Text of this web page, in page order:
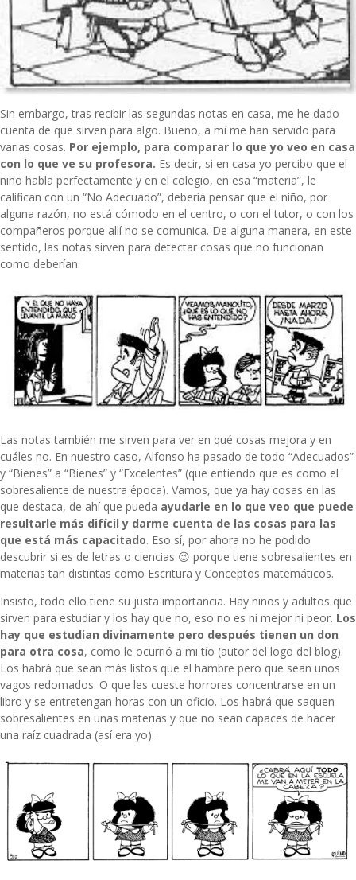
Sin embargo, tras recibir las segundas notas en casa, me he dado
cuenta de que sirven para algo. Bueno, a mí me han servido para
varias cosas. Por ejemplo, para comparar lo que yo veo en casa
con lo que ve su profesora. Es decir, si en casa yo percibo que el
niño habla perfectamente y en el colegio, en esa “materia”, le
califican con un “No Adecuado”, debería pensar que el niño, por
alguna razón, no está cómodo en el centro, o con el tutor, o con los
compañeros porque allí no se comunica. De alguna manera, en este
sentido, las notas sirven para detectar cosas que no funcionan
como deberían.
Las notas también me sirven para ver en qué cosas mejora y en
cuáles no. En nuestro caso, Alfonso ha pasado de todo “Adecuados”
y “Bienes” a “Bienes” y “Excelentes” (que entiendo que es como el
sobresaliente de nuestra época). Vamos, que ya hay cosas en las
que destaca, de ahí que pueda ayudarle en lo que veo que puede
resultarle más difícil y darme cuenta de las cosas para las
que está más capacitado. Eso sí, por ahora no he podido
descubrir si es de letras o ciencias 😉 porque tiene sobresalientes en
materias tan distintas como Escritura y Conceptos matemáticos.
Insisto, todo ello tiene su justa importancia. Hay niños y adultos que
sirven para estudiar y los hay que no, eso no es ni mejor ni peor. Los
hay que estudian divinamente pero después tienen un don
para otra cosa, como le ocurrió a mi tío (autor del logo del blog).
Los habrá que sean más listos que el hambre pero que sean unos
vagos redomados. O que les cueste horrores concentrarse en un
libro y se entretengan horas con un oficio. Los habrá que saquen
sobresalientes en unas materias y que no sean capaces de hacer
una raíz cuadrada (así era yo).